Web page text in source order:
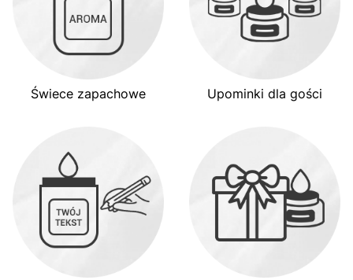
Świece zapachowe Upominki dla gości